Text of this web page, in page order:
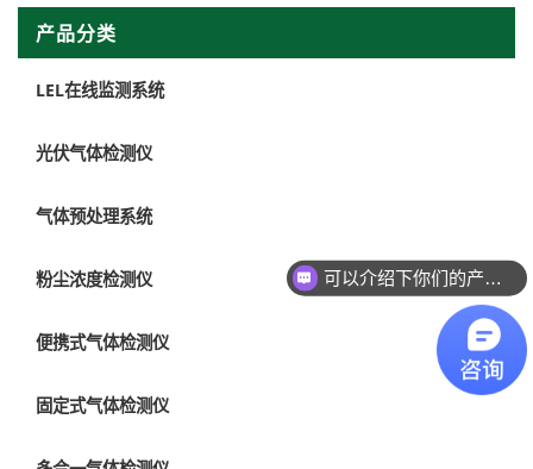
产品分类
LEL在线监测系统
光伏气体检测仪
气体预处理系统
粉尘浓度检测仪
便携式气体检测仪
固定式气体检测仪
你们是怎么收费的呢？